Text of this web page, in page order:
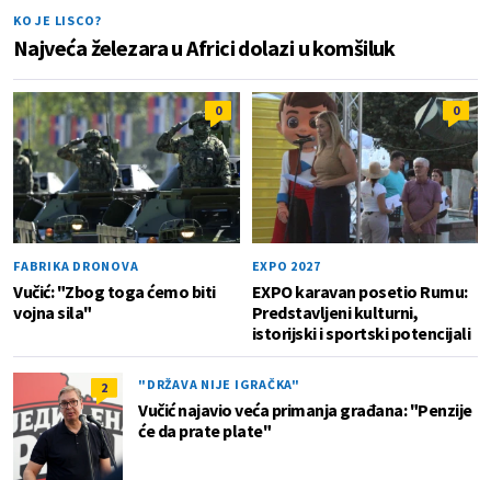
KO JE LISCO?
Najveća železara u Africi dolazi u komšiluk
0
FABRIKA DRONOVA
Vučić: "Zbog toga ćemo biti
vojna sila"
0
EXPO 2027
EXPO karavan posetio Rumu:
Predstavljeni kulturni,
istorijski i sportski potencijali
2 "DRŽAVA NIJE IGRAČKA"
Vučić najavio veća primanja građana: "Penzije
će da prate plate"